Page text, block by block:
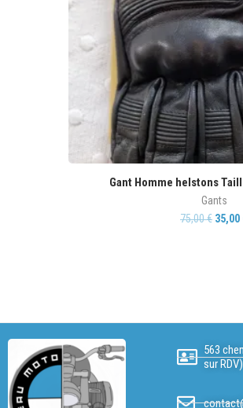
Gant Homme helstons
Gants
75,00€ 35,00
563
sur RDV)